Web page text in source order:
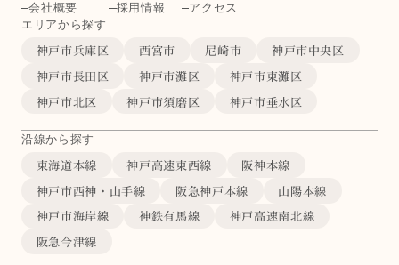
会社概要
採用情報
アクセス
エリアから探す
神戸市兵庫区 西宮市 尼崎市
神戸市中央区
神戸市長田区
神戸市灘区
神戸市東灘区
神戸市北区
神戸市須磨区 神戸市垂水区
沿線から探す
東海道本線 神戸高速東西線
阪神本線
神戸市西神・山手線
阪急神戸本線
山陽本線
神戸市海岸線
神鉄有馬線
神戸高速南北線
阪急今津線